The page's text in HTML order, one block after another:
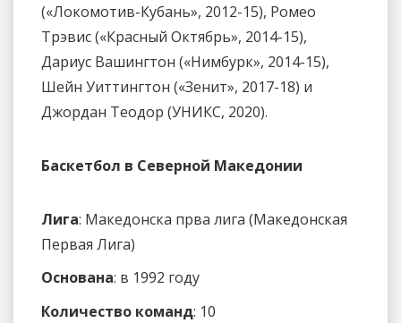
(«Локомотив-Кубань», 2012-15), Ромео
Трэвис («Красный Октябрь», 2014-15),
Дариус Вашингтон («Нимбурк», 2014-15),
Шейн Уиттингтон («Зенит», 2017-18) и
Джордан Теодор (УНИКС, 2020).
Баскетбол в Северной Македонии
Лига: Македонска прва лига (Македонская
Первая Лига)
Основана: в 1992 году
Количество команд: 10